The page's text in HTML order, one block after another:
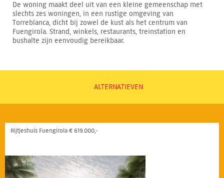
De woning maakt deel uit van een kleine gemeenschap met
slechts zes woningen, in een rustige omgeving van
Torreblanca, dicht bij zowel de kust als het centrum van
Fuengirola. Strand, winkels, restaurants, treinstation en
bushalte zijn eenvoudig bereikbaar.
ALTERNATIEVEN
Rijtjeshuis Fuengirola € 619.000,-